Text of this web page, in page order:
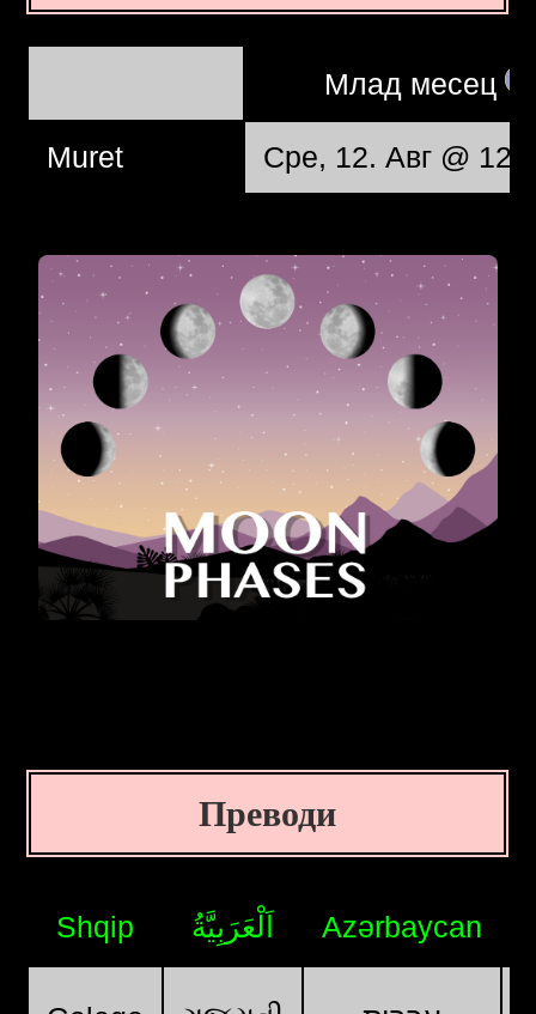
Mлад месец
Muret Сре, 12. Авг @
Преводи
Shqip اَلْعَرَبِيَّةُ Azərbaycan